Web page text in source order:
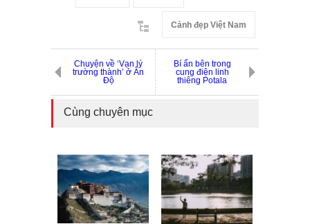
Cảnh đẹp Việt Nam
Chuyện về ‘Vạn lý
trường thành’ ở Ấn
Độ
Bí ẩn bên trong
cung điện linh
thiêng Potala
Cùng chuyên mục